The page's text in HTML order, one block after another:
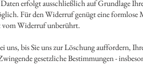
erfolgt ausschließlich auf Grundlage
Für den Widerruf genügt eine
vom Widerruf unberührt.
bis Sie uns zur Löschung auffordern,
gesetzliche Bestimmungen -